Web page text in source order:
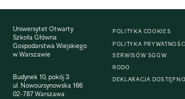
Uniwersytet Otwarty
Szkoła Główna
Gospodarstwa Wiejskiego
w Warszawie
Budynek 10, pokój 3
ul. Nowoursynowska 166
02-787 Warszawa
POLITYKA COOKIES
POLITYKA PRYWATNOŚCI
SERWISÓW SGGW
RODO
DEKLARACJA